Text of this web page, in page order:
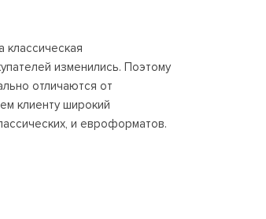
классическая
изменились. Поэтому
отличаются от
клиенту широкий
и евроформатов.